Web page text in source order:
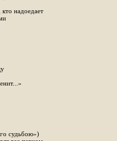
надоедает
судьбою»)